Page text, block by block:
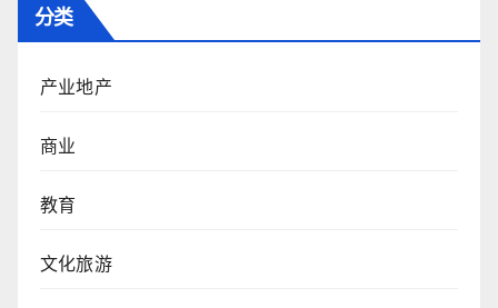
分类
产业地产
商业
教育
文化旅游